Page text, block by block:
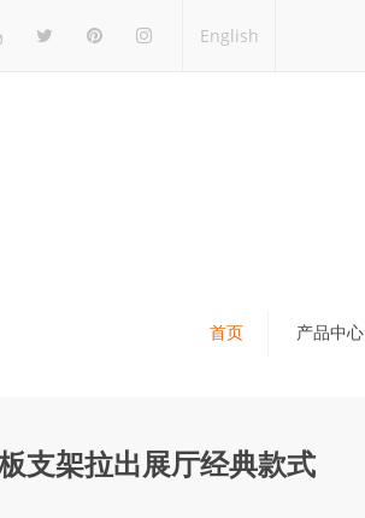
English
首页 产品中心
石材展架
支架拉出展厅经典款式